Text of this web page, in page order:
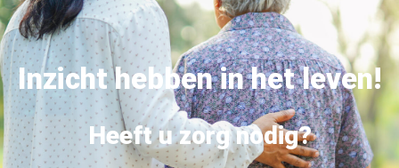
Inzicht hebben in het leven!
Heeft u zorg nodig?